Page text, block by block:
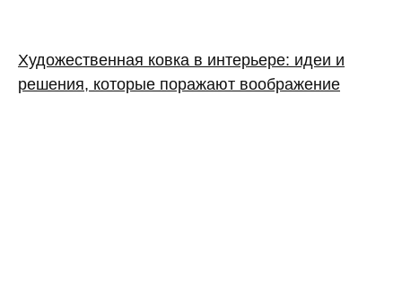
Художественная ковка в интерьере: идеи и
решения, которые поражают воображение